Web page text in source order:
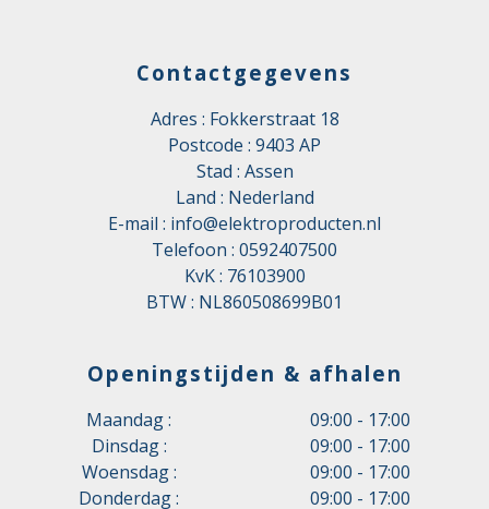
Contactgegevens
Adres : Fokkerstraat 18
Postcode : 9403 AP
Stad : Assen
Land : Nederland
E-mail : info@elektroproducten.nl
Telefoon : 0592407500
KvK : 76103900
BTW : NL860508699B01
Openingstijden & afhalen
Maandag :
09:00 - 17:00
Dinsdag :
09:00 - 17:00
Woensdag :
09:00 - 17:00
Donderdag :
09:00 - 17:00